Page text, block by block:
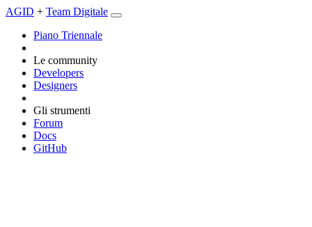
AGID + Team Digitale
Piano Triennale
Le community
Developers
Designers
Gli strumenti
Forum
Docs
GitHub